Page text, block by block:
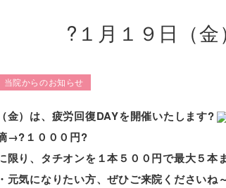
?１月１９日（
当院からのお知らせ
金）は、 疲労回復DAYを開催いたします?
→? １０００円?
限り、タチオンを１本５００円で最大５本
元気になりたい方、ぜひご来院くださいね